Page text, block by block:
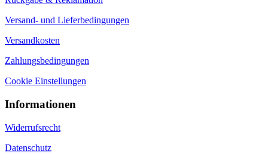
Versand- und Lieferbedingungen
Versandkosten
Zahlungsbedingungen
Cookie Einstellungen
Informationen
Widerrufsrecht
Datenschutz